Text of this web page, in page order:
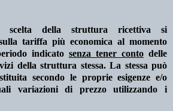
della struttura ricettiva si
tariffa più economica al momento
indicato senza tener conto delle
della struttura stessa. La stessa può
secondo le proprie esigenze e/o
variazioni di prezzo utilizzando i